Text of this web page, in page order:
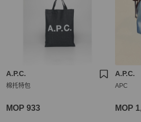
A.P.C.
棉托特包
MOP 933
A.P.C.
APC
MOP